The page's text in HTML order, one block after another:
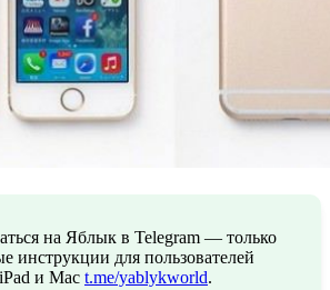
на Яблык в Telegram — только
инструкции для пользователей
и Mac t.me/yablykworld.